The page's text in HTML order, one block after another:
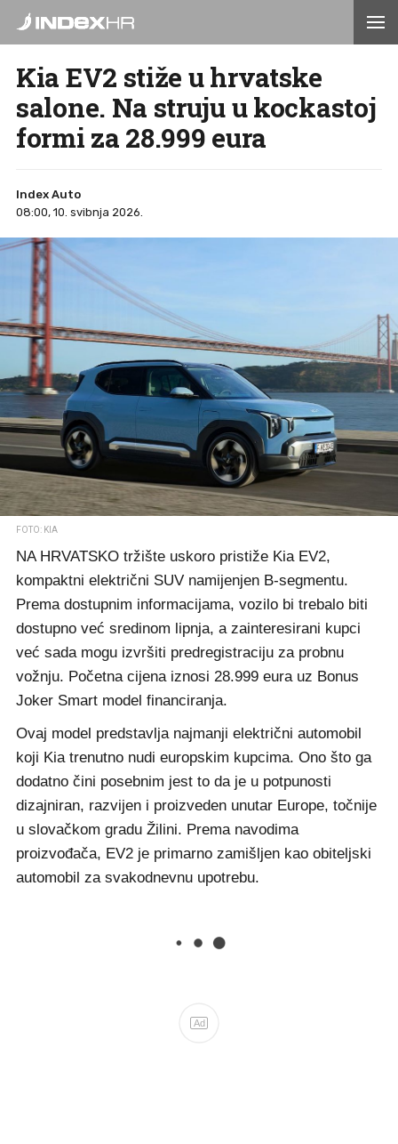
Kia EV2 stiže u hrvatske
salone. Na struju u kockastoj
formi za 28.999 eura
Index Auto
08:00, 10. svibnja 2026.
FOTO: KIA
NA HRVATSKO tržište uskoro pristiže Kia EV2,
kompaktni električni SUV namijenjen B-segmentu.
Prema dostupnim informacijama, vozilo bi trebalo biti
dostupno već sredinom lipnja, a zainteresirani kupci
već sada mogu izvršiti predregistraciju za probnu
vožnju. Početna cijena iznosi 28.999 eura uz Bonus
Joker Smart model financiranja.
Ovaj model predstavlja najmanji električni automobil
koji Kia trenutno nudi europskim kupcima. Ono što ga
dodatno čini posebnim jest to da je u potpunosti
dizajniran, razvijen i proizveden unutar Europe, točnije
u slovačkom gradu Žilini. Prema navodima
proizvođača, EV2 je primarno zamišljen kao obiteljski
automobil za svakodnevnu upotrebu.
Ad